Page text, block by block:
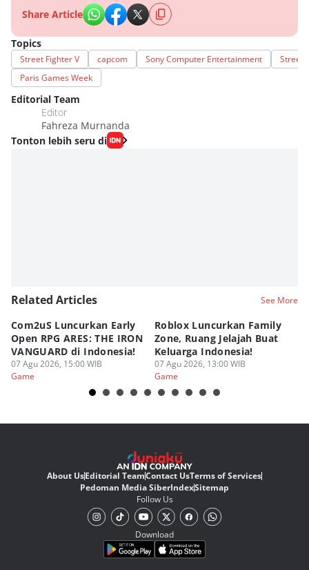
Share Article
Topics
Street Fighter V capcom Sony Computer Entertainment
Street
Paris Games Week
Editorial Team
Editor
Fahreza Murnanda
Tonton lebih seru di
Related Articles See More
Com2uS Luncurkan Early
Open RPG ARES: THE IRON
VANGUARD di Indonesia!
07 Agu 2026, 15:00 WIB
Game
Roblox Luncurkan Family
Zone, Ruang Jelajah Buat
Keluarga Indonesia!
07 Agu 2026, 13:00 WIB
Game
About UsEditorial TeamContact UsTerms of Services
Pedoman Media SiberIndexSitemap
Follow Us
Download